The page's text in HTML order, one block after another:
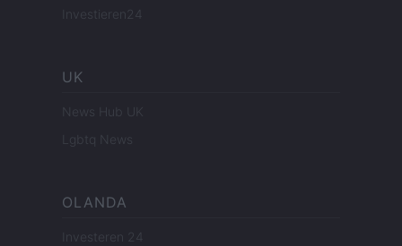
Investieren24
UK
News Hub UK
Lgbtq News
OLANDA
Investeren 24